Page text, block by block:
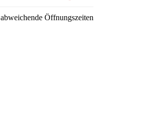
abweichende Öffnungszeiten